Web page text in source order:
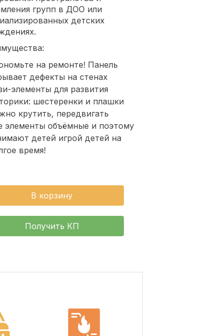
групп в ДОО или
детских
на ремонте! Панель
дефекты на стенах
элементы для развития
шестеренки и плашки
крутить, передвигать
элементы объёмные и поэтому
детей игрой детей на
время!
В корзину
Получить КП